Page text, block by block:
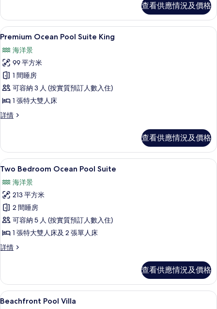
相
片
Twin
詳
情
查看供應情況及價格
載
所
有
Premium
Ocean
Pool
Suite
相
片
11
Premium Ocean Pool Suite King
海洋景
99 平方米
1 間睡房
可容納 3 人 (按實質預訂人數入住)
1 張特大雙人床
詳情
Premium
King
詳
情
查看供應情況及價格
載
所
有
Two
Bedroom
Ocean
Pool
相
片
Two Bedroom Ocean Pool Suite | 客
13
Two Bedroom Ocean Pool Suite
海洋景
213 平方米
2 間睡房
可容納 5 人 (按實質預訂人數入住)
1 張特大雙人床及 2 張單人床
詳情
Two
Suite
詳
情
查看供應情況及價格
載 13
Beachfront Pool Villa